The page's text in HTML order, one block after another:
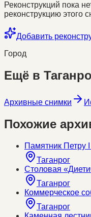
Реконструкций пока
реконструкцию этого
Добавить
Город
Ещё в
Архивные снимки
Похожие
Памятник Петру
Таганрог
Столовая
Таганрог
Коммерческое
Таганрог